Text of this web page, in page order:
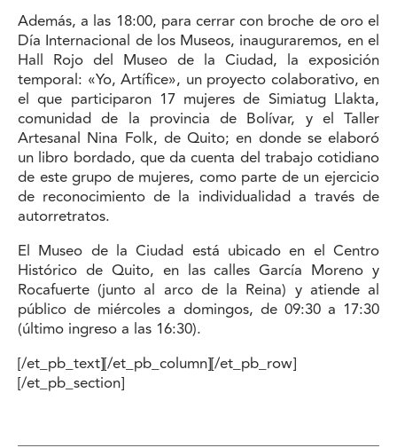
Además, a las 18:00, para cerrar con broche de oro el
Día Internacional de los Museos, inauguraremos, en el
Hall Rojo del Museo de la Ciudad, la exposición
temporal: «Yo, Artífice», un proyecto colaborativo, en
el que participaron 17 mujeres de Simiatug Llakta,
comunidad de la provincia de Bolívar, y el Taller
Artesanal Nina Folk, de Quito; en donde se elaboró
un libro bordado, que da cuenta del trabajo cotidiano
de este grupo de mujeres, como parte de un ejercicio
de reconocimiento de la individualidad a través de
autorretratos.
El Museo de la Ciudad está ubicado en el Centro
Histórico de Quito, en las calles García Moreno y
Rocafuerte (junto al arco de la Reina) y atiende al
público de miércoles a domingos, de 09:30 a 17:30
(último ingreso a las 16:30).
[/et_pb_text][/et_pb_column][/et_pb_row]
[/et_pb_section]